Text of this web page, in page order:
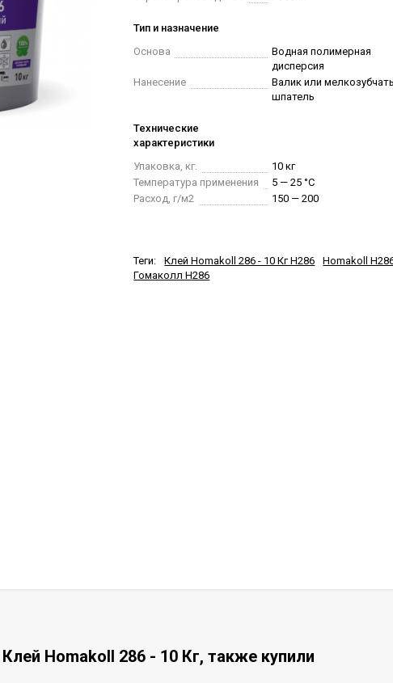
Тип и назначение
Основа
Водная полимерная
дисперсия
Нанесение
Валик или
шпатель
Технические
характеристики
Упаковка, кг.
10 кг
Температура применения
5 — 25 °C
Расход, г/м2
150 — 200
Теги: Клей Homakoll 286 - 10 Кг H286
Homakoll
Гомаколл H286
Homakoll 286 - 10 Кг, также купили